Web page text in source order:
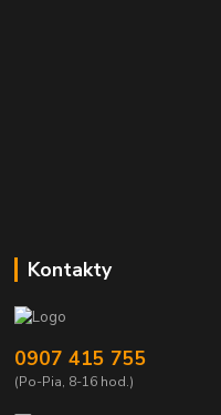
Kontakty
0907 415 755
(Po-Pia, 8-16 hod.)